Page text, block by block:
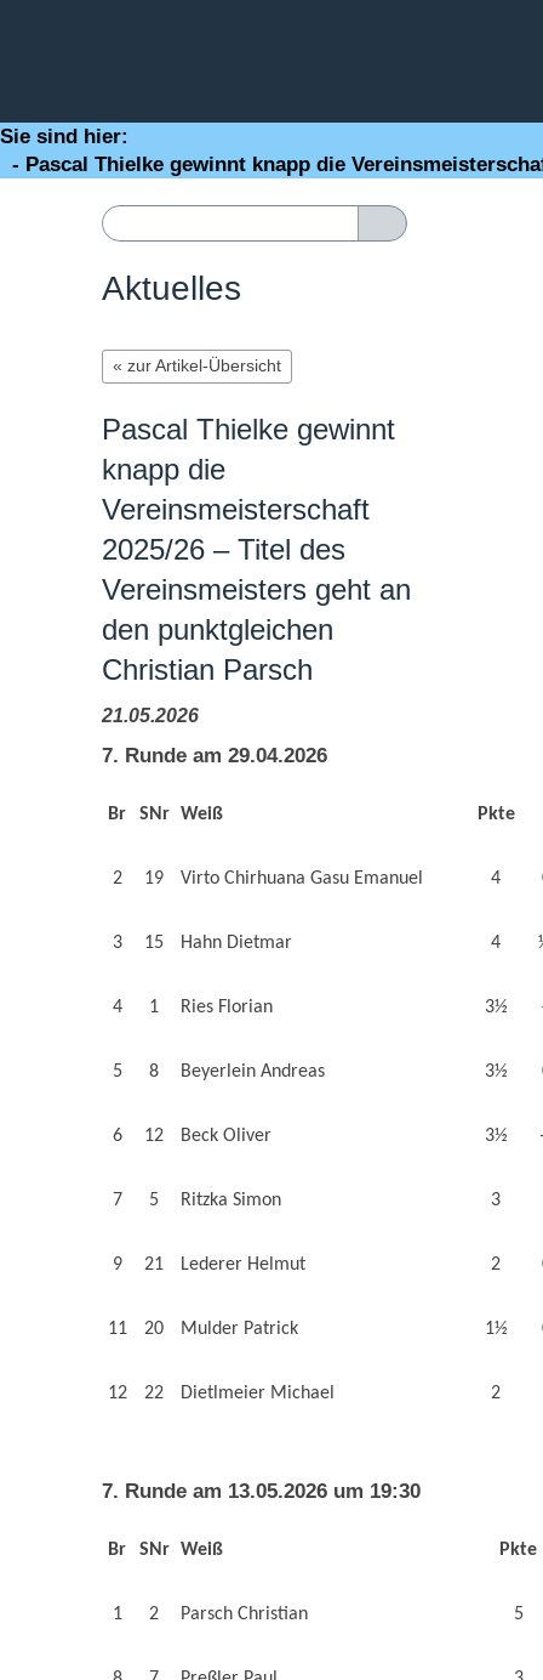
Sie sind hier:
- Pascal Thielke gewinnt knapp die
Aktuelles
« zur Artikel-Übersicht
Pascal Thielke gewinnt
knapp die
Vereinsmeisterschaft
2025/26 – Titel des
Vereinsmeisters geht an
den punktgleichen
Christian Parsch
21.05.2026
7. Runde am 29.04.2026
Br SNr Weiß Pkte
2 19 Virto Chirhuana Gasu Emanuel 4
3 15 Hahn Dietmar 4
4 1 Ries Florian 3½
5 8 Beyerlein Andreas 3½
6 12 Beck Oliver 3½
7 5 Ritzka Simon 3
9 21 Lederer Helmut 2
11 20 Mulder Patrick 1½
12 22 Dietlmeier Michael 2
7. Runde am 13.05.2026 um 19:30
Br SNr Weiß Pkte
1 2 Parsch Christian 5